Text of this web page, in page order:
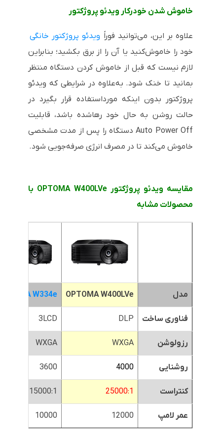
خاموش شدن خودرکار ویدئو پروژکتور
علاوه بر این، می‌توانید فوراً ویدئو پروژکتور خانگی
خود را خاموش‌کنید یا آن را از برق بکشید؛ بنابراین
لازم نیست که قبل از خاموش کردن دستگاه منتظر
بمانید تا خنک شود. به‌علاوه در شرایطی که ویدئو
پروژکتور بدون اینکه مورداستفاده قرار بگیرد در
حالت روشن به حال خود رهاشده باشد، قابلیت
Auto Power Offدستگاه را پس از مدت مشخصی
خاموش می‌کند تا در مصرف انرژی صرفه‌جویی شود.
مقایسه ویدئو پروژکتور OPTOMA W400LVe با
محصولات مشابه
مدل OPTOMA W400LVe
W334e
فناوری ساخت DLP
3LCD
رزولوشن WXGA
WXGA
روشنایی 4000
3600
کنتراست 25000:1
15000:1
عمر لامپ 12000
10000